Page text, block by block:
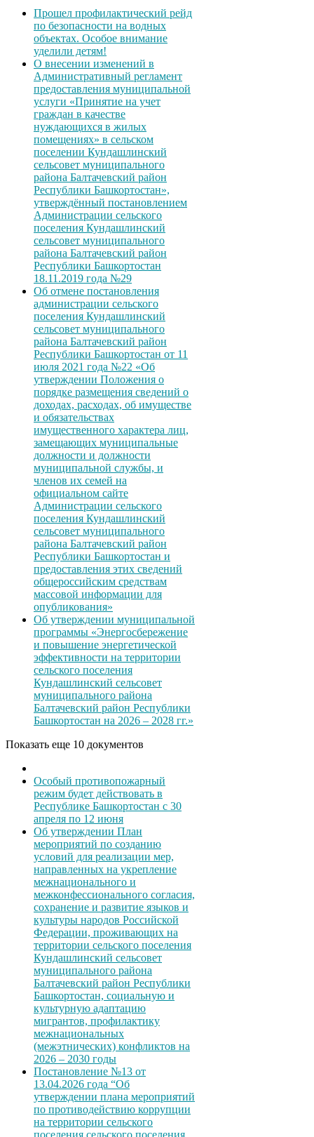
Прошел профилактический рейд
по безопасности на водных
объектах. Особое внимание
уделили детям!
О внесении изменений в
Административный регламент
предоставления муниципальной
услуги «Принятие на учет
граждан в качестве
нуждающихся в жилых
помещениях» в сельском
поселении Кундашлинский
сельсовет муниципального
района Балтачевский район
Республики Башкортостан»,
утверждённый постановлением
Администрации сельского
поселения Кундашлинский
сельсовет муниципального
района Балтачевский район
Республики Башкортостан
18.11.2019 года №29
Об отмене постановления
администрации сельского
поселения Кундашлинский
сельсовет муниципального
района Балтачевский район
Республики Башкортостан от 11
июля 2021 года №22 «Об
утверждении Положения о
порядке размещения сведений о
доходах, расходах, об имуществе
и обязательствах
имущественного характера лиц,
замещающих муниципальные
должности и должности
муниципальной службы, и
членов их семей на
официальном сайте
Администрации сельского
поселения Кундашлинский
сельсовет муниципального
района Балтачевский район
Республики Башкортостан и
предоставления этих сведений
общероссийским средствам
массовой информации для
опубликования»
Об утверждении муниципальной
программы «Энергосбережение
и повышение энергетической
эффективности на территории
сельского поселения
Кундашлинский сельсовет
муниципального района
Балтачевский район Республики
Башкортостан на 2026 – 2028 гг.»
Показать еще 10 документов
Особый противопожарный
режим будет действовать в
Республике Башкортостан с 30
апреля по 12 июня
Об утверждении План
мероприятий по созданию
условий для реализации мер,
направленных на укрепление
межнационального и
межконфессионального согласия,
сохранение и развитие языков и
культуры народов Российской
Федерации, проживающих на
территории сельского поселения
Кундашлинский сельсовет
муниципального района
Балтачевский район Республики
Башкортостан, социальную и
культурную адаптацию
мигрантов, профилактику
межнациональных
(межэтнических) конфликтов на
2026 – 2030 годы
Постановление №13 от
13.04.2026 года “Об
утверждении плана мероприятий
по противодействию коррупции
на территории сельского